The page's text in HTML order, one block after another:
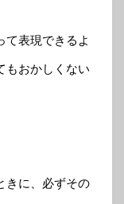
て表現できるよ
もおかしくない
きに、必ずその